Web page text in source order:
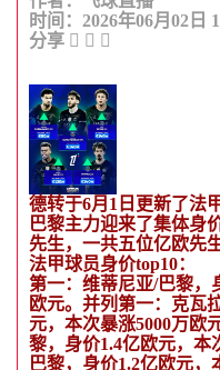
时间：2026年06月02日
分享
德转于6月1日更新了法
巴黎主力迎来了集体身
先生，一共五位亿欧先
法甲球员身价top10：
第一：维蒂尼亚/巴黎，
欧元。并列第一：克瓦
元，本次暴涨5000万欧
黎，身价1.4亿欧元，本
巴黎，身价1.2亿欧元